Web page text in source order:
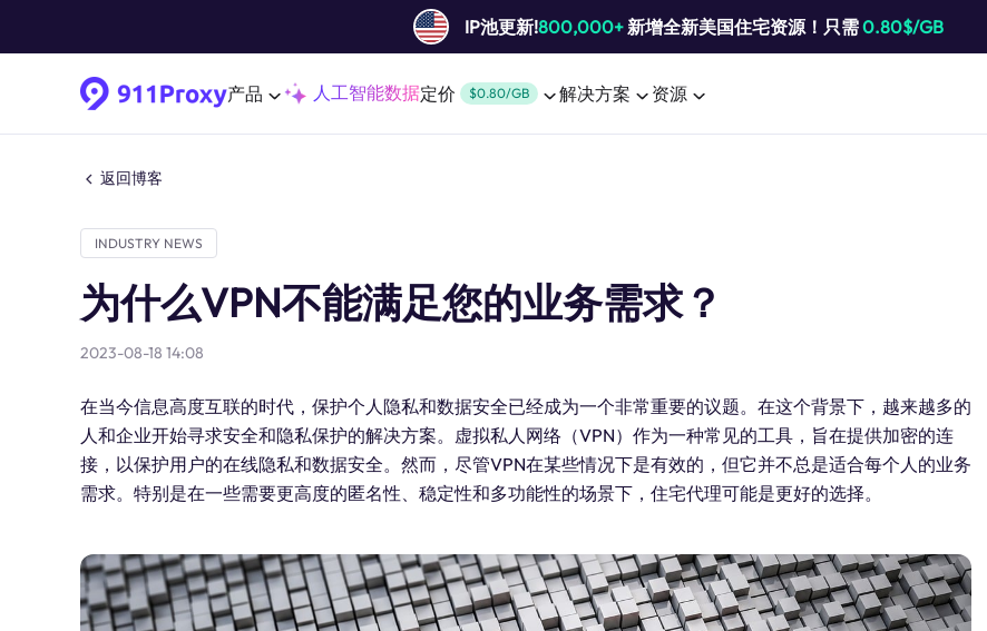
IP池更新!800,000+新增全新美国住宅资源！只需0.80$/GB
产品 人工智能数据定价 $0.80/GB 解决方案 资源
返回博客
INDUSTRY NEWS
为什么VPN不能满足您的业务需求？
2023-08-18 14:08
在当今信息高度互联的时代，保护个人隐私和数据安全已经成为一个非常重要的议题。在这个背景下，越来越多的
人和企业开始寻求安全和隐私保护的解决方案。虚拟私人网络（VPN）作为一种常见的工具，旨在提供加密的连
接，以保护用户的在线隐私和数据安全。然而，尽管VPN在某些情况下是有效的，但它并不总是适合每个人的业务
需求。特别是在一些需要更高度的匿名性、稳定性和多功能性的场景下，住宅代理可能是更好的选择。